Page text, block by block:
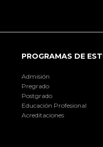
PROGRAMAS DE
Admisión
Pregrado
Postgrado
Educación Profesional
Acreditaciones